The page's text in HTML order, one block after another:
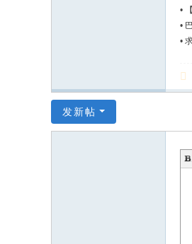
•
•
•
发新帖